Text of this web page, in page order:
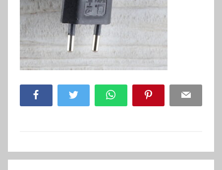
Facebook Twitter WhatsApp Pinterest Email